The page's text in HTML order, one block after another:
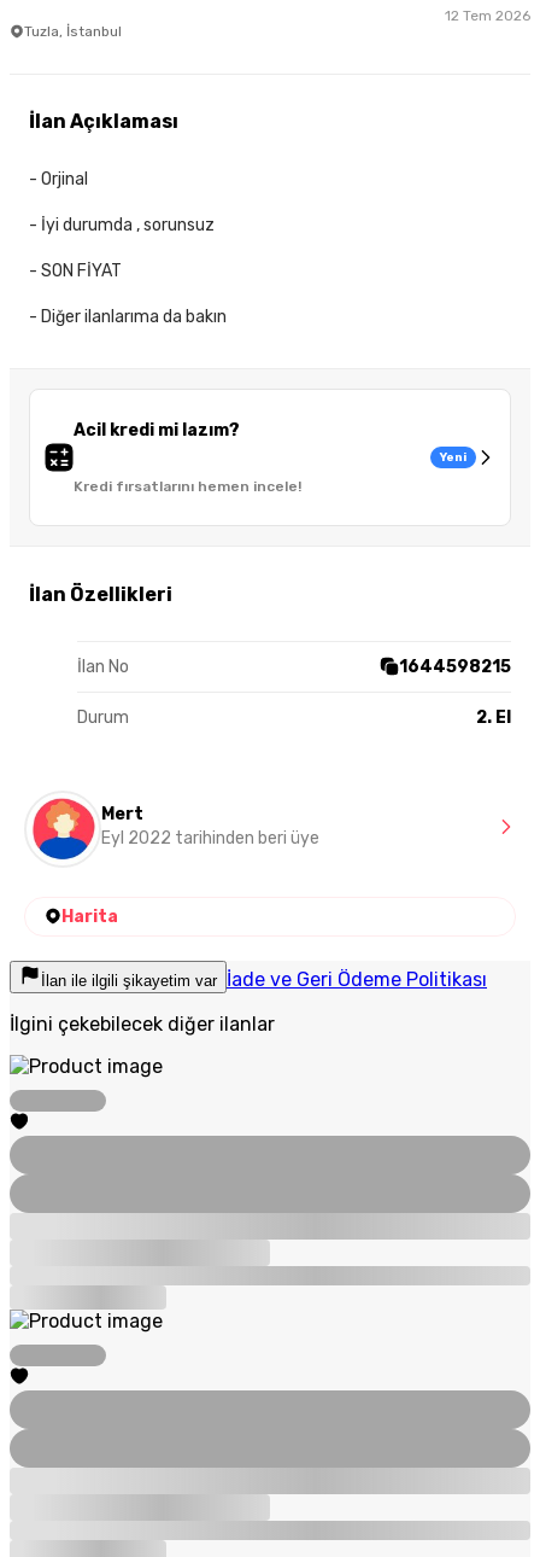
Tuzla, İstanbul
12 Tem 2026
Acil kredi mi lazım?
Kredi fırsatlarını hemen incele!
Yeni
İlan Özellikleri
İlan No 1644598215
Durum 2. El
İlan Açıklaması
- Orjinal
- İyi durumda , sorunsuz
- SON FİYAT
- Diğer ilanlarıma da bakın
Mert
Eyl 2022 tarihinden beri üye
Harita
İlan ile ilgili şikayetim var İade ve Geri Ödeme Politikası
İlgini çekebilecek diğer ilanlar